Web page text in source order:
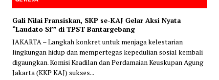
Gali Nilai Fransiskan, SKP se-KAJ Gelar Aksi Nyata
“Laudato Si’” di TPST Bantargebang
JAKARTA – Langkah konkret untuk menjaga kelestarian
lingkungan hidup dan mempertegas kepedulian sosial kembali
digaungkan. Komisi Keadilan dan Perdamaian Keuskupan Agung
Jakarta (KKP KAJ) sukses...